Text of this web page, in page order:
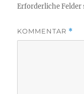
Erforderliche
KOMMENTAR *